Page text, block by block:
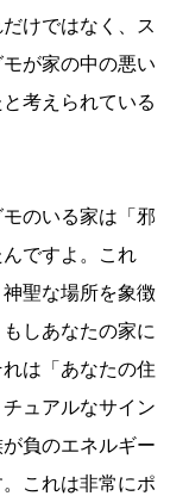
けではなく、ス
が家の中の悪い
考えられている
のいる家は「邪
ですよ。これ
聖な場所を象徴
しあなたの家に
は「あなたの住
ュアルなサイン
負のエネルギー
これは非常にポ